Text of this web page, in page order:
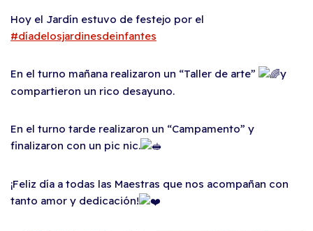
Hoy el Jardín estuvo de festejo por el
#díadelosjardinesdeinfantes
En el turno mañana realizaron un “Taller de arte”
y
compartieron un rico desayuno.
En el turno tarde realizaron un “Campamento” y
finalizaron con un pic nic.
¡Feliz día a todas las Maestras que nos acompañan con
tanto amor y dedicación!